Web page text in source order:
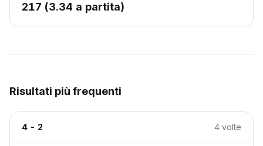
217 (3.34 a partita)
Risultati più frequenti
4 - 2 4 volte